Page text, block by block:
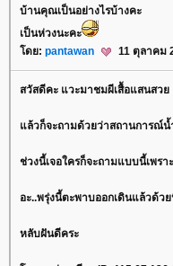
บ้านคุณเป็นอย่างไรบ้างคะ
เป็นห่วงนะคะ
ดย: pantawan 11 ตุลาคม
สวัสดีคะ แวะมาชมผีเสื้อแสนสว
ล้วก็จะถามด้วยว่าสถานการณ์น้
ช่วงนี้เจอใครก็จะถามแบบนี้เพรา
อะ..พรุ่งนี้ตะพาบออกเดินแล้วด้ว
หลับฝันดีคระ